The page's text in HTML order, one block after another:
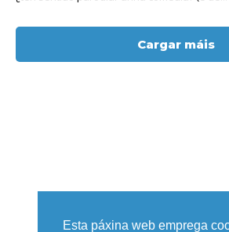
Cargar máis
Esta páxina web emprega